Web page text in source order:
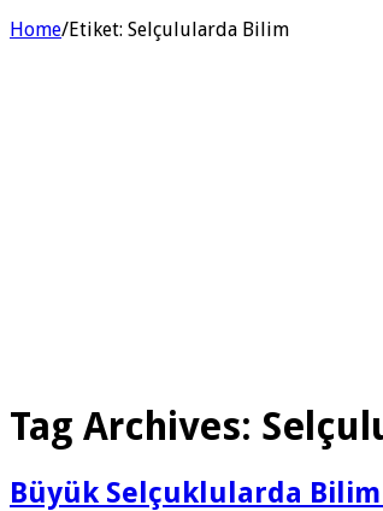
Home/Etiket: Selçulularda Bilim
Tag Archives:
Büyük Selçuklularda Bilim